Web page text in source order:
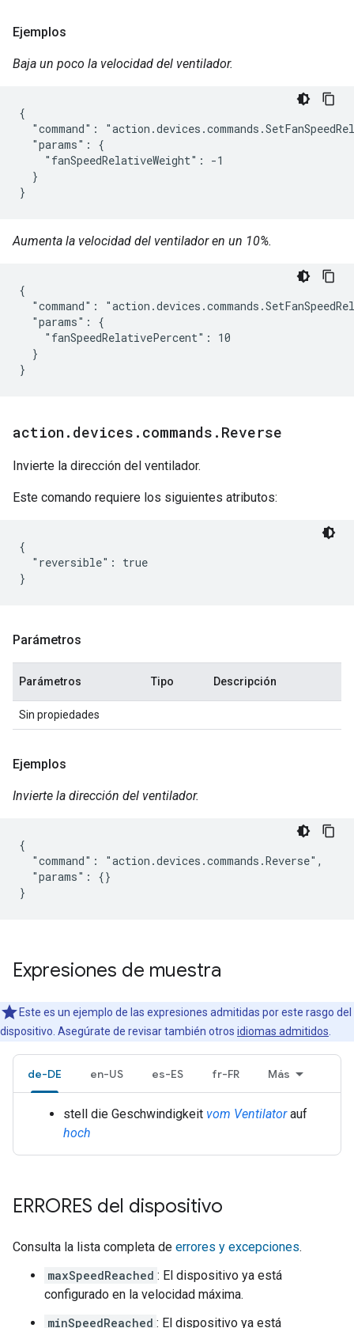
Ejemplos
Baja un poco la velocidad del ventilador.
{
"command":
  "params": {
    "fanSpeedRelativeWeight": -1
  }
}
Aumenta la velocidad del ventilador en un 10%.
{
"command":
  "params": {
    "fanSpeedRelativePercent": 10
  }
}
action . devices . commands . Reverse
Invierte la dirección del ventilador.
Este comando requiere los siguientes atributos:
{
  "reversible": true
Parámetros
Parámetros Tipo Descripción
Sin propiedades
Ejemplos
Invierte la dirección del ventilador.
{
  "command": "action.devices.commands.Reverse",
  "params": {}
}
Expresiones de muestra
Este es un ejemplo de las expresiones admitidas por este rasgo del
dispositivo. Asegúrate de revisar también otros idiomas admitidos
de-DE en-US es-ES fr-FR Más
stell die Geschwindigkeit vom Ventilator auf
hoch
ERRORES del dispositivo
Consulta la lista completa de errores y excepciones.
maxSpeedReached : El dispositivo ya está
configurado en la velocidad máxima.
minSpeedReached : El dispositivo ya está